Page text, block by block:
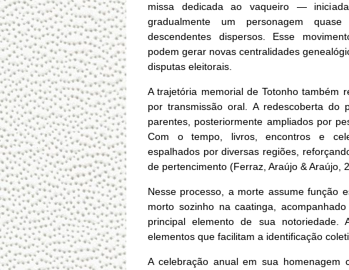
missa dedicada ao vaqueiro —
gradualmente um personagem
descendentes dispersos. Esse
podem gerar novas centralidades
disputas eleitorais.
A trajetória memorial de Totonho também
por transmissão oral. A redescoberta do
parentes, posteriormente ampliados por
Com o tempo, livros, encontros e
espalhados por diversas regiões,
de pertencimento (Ferraz, Araújo & Araújo,
Nesse processo, a morte assume função
morto sozinho na caatinga,
principal elemento de sua notoriedade.
elementos que facilitam a identificação
A celebração anual em sua homenagem